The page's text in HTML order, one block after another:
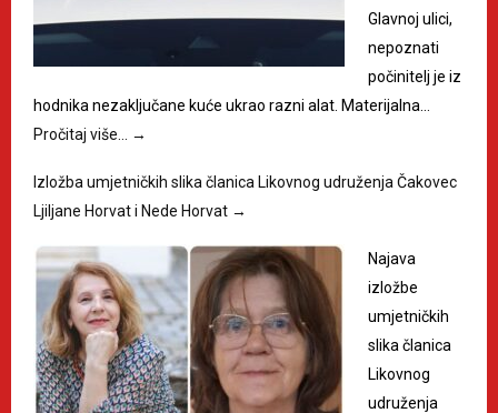
Glavnoj ulici,
nepoznati
počinitelj je iz
hodnika nezaključane kuće ukrao razni alat. Materijalna…
Pročitaj više…
→
Izložba umjetničkih slika članica Likovnog udruženja Čakovec
Ljiljane Horvat i Nede Horvat →
Najava
izložbe
umjetničkih
slika članica
Likovnog
udruženja